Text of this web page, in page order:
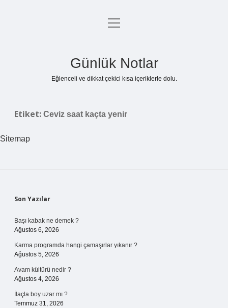
Anasayfa
menüyü
Günlük Notlar
Eğlenceli ve dikkat çekici kısa içeriklerle dolu.
Etiket: Ceviz saat kaçta yenir
Sitemap
Sidebar
Son Yazılar
Başı kabak ne demek ?
Ağustos 6, 2026
Karma programda hangi çamaşırlar yıkanır ?
Ağustos 5, 2026
Avam kültürü nedir ?
Ağustos 4, 2026
İlaçla boy uzar mı ?
Temmuz 31, 2026